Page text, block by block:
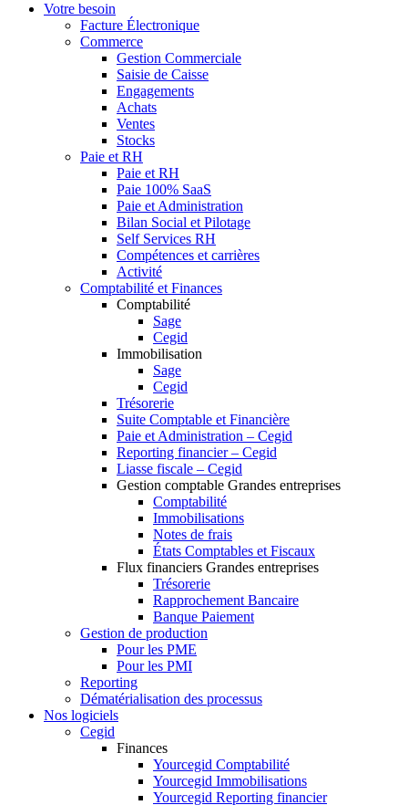
Votre besoin
Facture Électronique
Commerce
Gestion Commerciale
Saisie de Caisse
Engagements
Achats
Ventes
Stocks
Paie et RH
Paie et RH
Paie 100% SaaS
Paie et Administration
Bilan Social et Pilotage
Self Services RH
Compétences et carrières
Activité
Comptabilité et Finances
Comptabilité
Sage
Cegid
Immobilisation
Sage
Cegid
Trésorerie
Suite Comptable et Financière
Paie et Administration – Cegid
Reporting financier – Cegid
Liasse fiscale – Cegid
Gestion comptable Grandes entreprises
Comptabilité
Immobilisations
Notes de frais
États Comptables et Fiscaux
Flux financiers Grandes entreprises
Trésorerie
Rapprochement Bancaire
Banque Paiement
Gestion de production
Pour les PME
Pour les PMI
Reporting
Dématérialisation des processus
Nos logiciels
Cegid
Finances
Yourcegid Comptabilité
Yourcegid Immobilisations
Yourcegid Reporting financier